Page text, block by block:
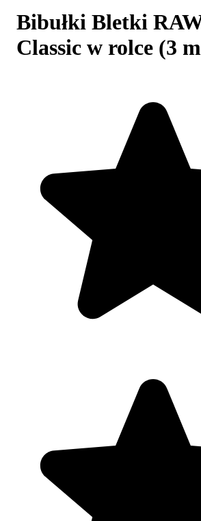
Bibułki Bletki
Classic w rolce (3